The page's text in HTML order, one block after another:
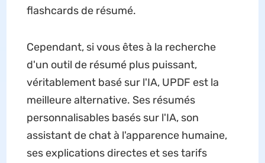
flashcards de résumé.
Cependant, si vous êtes à la recherche
d'un outil de résumé plus puissant,
véritablement basé sur l'IA, UPDF est la
meilleure alternative. Ses résumés
personnalisables basés sur l'IA, son
assistant de chat à l'apparence humaine,
ses explications directes et ses tarifs